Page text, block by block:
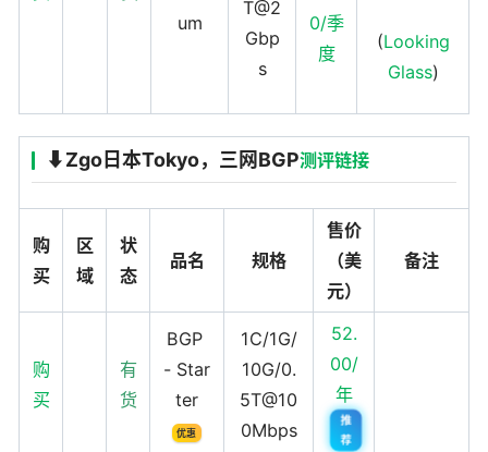
(Looking
Glass)
um
T@2
Gbp
s
0/季
度
⬇️Zgo日本Tokyo，三网BGP测评链接
购
买
区
域
状
态
品名 规格
售价
（美
元）
备注
购
买
有
货
BGP
- Star
ter
优惠
1C/1G/
10G/0.
5T@10
0Mbps
52.
00/
年
推
荐